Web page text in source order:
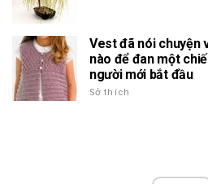
Vest đã nói chuyện
nào để đan một
người mới bắt đầu
Sở thích